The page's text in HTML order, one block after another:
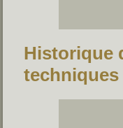
Historique
techniques